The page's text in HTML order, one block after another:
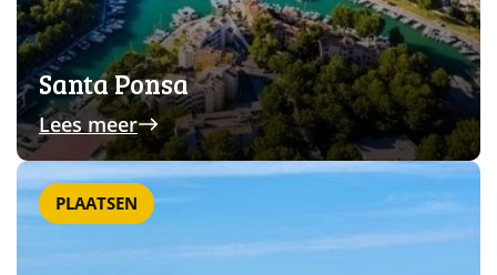
Santa Ponsa
Lees meer
PLAATSEN